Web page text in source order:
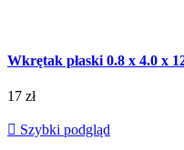
Wkrętak płaski 0.8 x 4.0 x
17 zł
 Szybki podgląd